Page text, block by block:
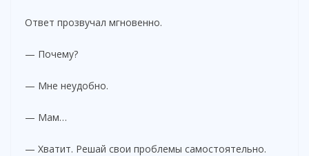
Ответ прозвучал мгновенно.
— Почему?
— Мне неудобно.
— Мам…
— Хватит. Решай свои проблемы самостоятельно.